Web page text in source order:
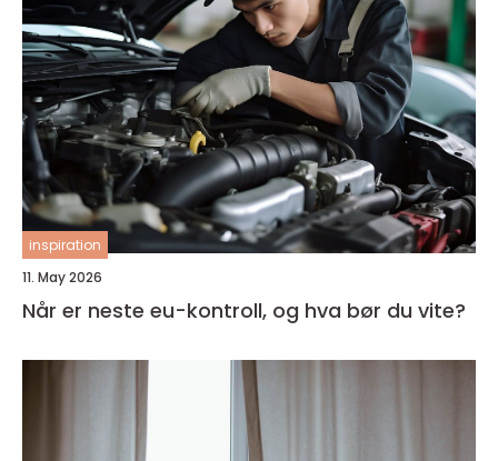
inspiration
11. May 2026
Når er neste eu-kontroll, og hva bør du vite?